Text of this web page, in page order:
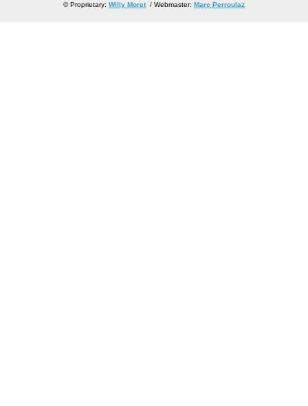
© Proprietary: Willy Moret/ Webmaster: Marc Perroulaz